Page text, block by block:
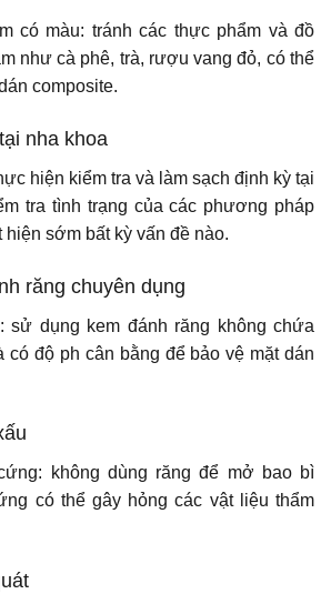
có màu: tránh các thực phẩm và đồ
như cà phê, trà, rượu vang đỏ, có thể
composite.
nha khoa
hiện kiểm tra và làm sạch định kỳ tại
tra tình trạng của các phương pháp
hiện sớm bất kỳ vấn đề nào.
răng chuyên dụng
sử dụng kem đánh răng không chứa
có độ ph cân bằng để bảo vệ mặt dán
không dùng răng để mở bao bì
có thể gây hỏng các vật liệu thẩm